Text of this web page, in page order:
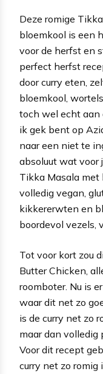
Deze romige
bloemkool is een
voor de herfst en
perfect herfst
door curry eten,
bloemkool,
toch wel echt aan
ik gek bent op
naar een niet te
absoluut wat voor
Tikka Masala
volledig vegan,
kikkererwten en
boordevol vezels,
Tot voor kort zou
Butter Chicken,
roomboter. Nu is
waar dit net zo
is de curry net zo
maar dan volledig
Voor dit recept
curry net zo romig